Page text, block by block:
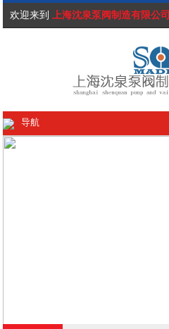
欢迎来到 上海沈泉泵阀制造有限公司
导航